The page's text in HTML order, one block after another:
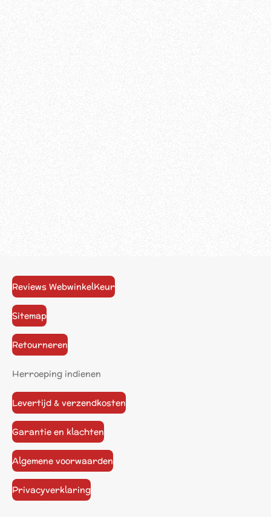
Reviews WebwinkelKeur
Sitemap
Retourneren
Herroeping indienen
Levertijd & verzendkosten
Garantie en klachten
Algemene voorwaarden
Privacyverklaring